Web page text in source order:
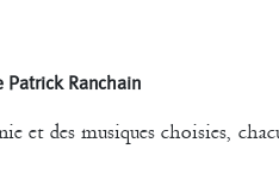
Romain Bertet
Patrick Ranchain
et des musiques choisies,